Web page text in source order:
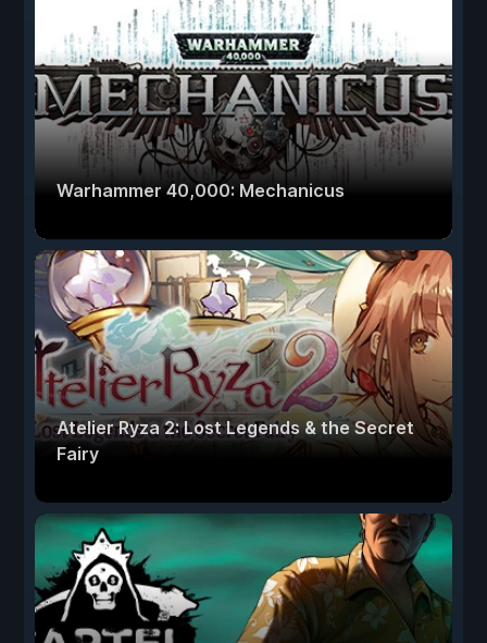
Warhammer 40,000: Mechanicus
Atelier Ryza 2: Lost Legends & the Secret
Fairy